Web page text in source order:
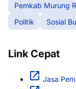
Pemkab Murung
Politik
Sosial
Link Cepat
Jasa